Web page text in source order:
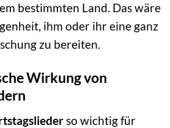
bestimmten Land. Das wäre
ihm oder ihr eine ganz
zu bereiten.
Wirkung von
so wichtig für